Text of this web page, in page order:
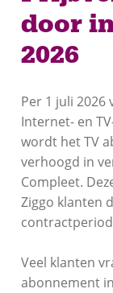
2026
door
2026
Per 1 juli 2026
Internet- en
wordt het TV
verhoogd in
Compleet.
Ziggo klanten
Veel klanten
abonnement